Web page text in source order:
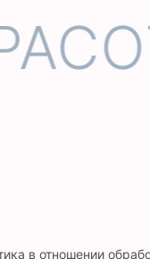
в отношении